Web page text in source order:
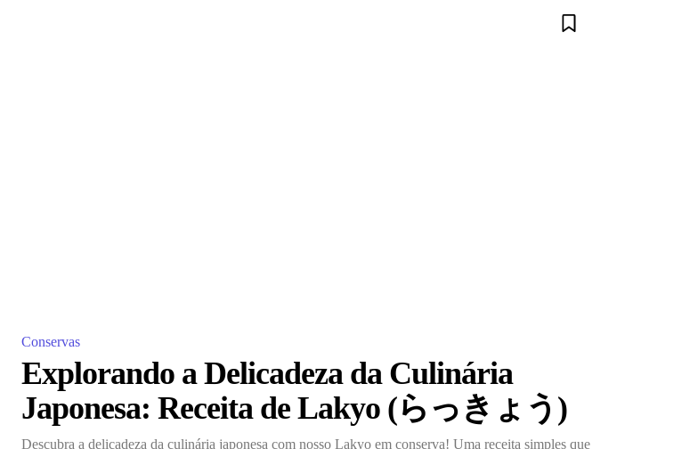
Conservas
Explorando a Delicadeza da Culinária
Japonesa: Receita de Lakyo (らっきょう)
Descubra a delicadeza da culinária japonesa com nosso Lakyo em conserva! Uma receita simples que